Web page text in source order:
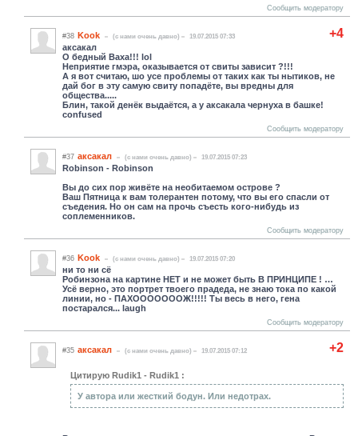
Сообщить модератору
+4
#38 Kook (c нами очень давно) 19.07.2015 07:33
аксакал
О бедный Ваха!!! lol
Неприятие гмэра, оказывается от свиты зависит ?!!!
А я вот считаю, шо усе проблемы от таких как ты нытиков, не
дай бог в эту самую свиту попадёте, вы вредны для
общества.....
Блин, такой денёк выдаётся, а у аксакала чернуха в башке!
confused
Сообщить модератору
#37 аксакал (c нами очень давно) 19.07.2015 07:23
Robinson - Robinson
Вы до сих пор живёте на необитаемом острове ?
Ваш Пятница к вам толерантен потому, что вы его спасли от
съедения. Но он сам на прочь съесть кого-нибудь из
соплеменников.
Сообщить модератору
#36 Kook (c нами очень давно) 19.07.2015 07:20
ни то ни сё
Робинзона на картине НЕТ и не может быть В ПРИНЦИПЕ ! …
Усё верно, это портрет твоего прадеда, не знаю тока по какой
линии, но - ПАХОООООООЖ!!!!! Ты весь в него, гена
постарался... laugh
Сообщить модератору
+2
#35 аксакал (c нами очень давно) 19.07.2015 07:12
Цитирую Rudik1 - Rudik1 :
У автора или жесткий бодун. Или недотрах.